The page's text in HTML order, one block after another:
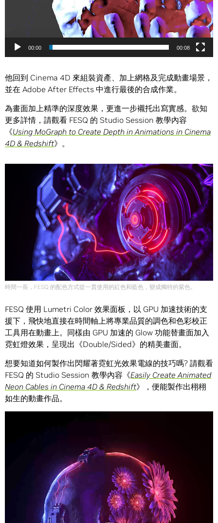
00:00 00:08
他回到 Cinema 4D 來組裝資產、加上網格及完成動畫場景，
並在 Adobe After Effects 中進行最後的合成作業。
為畫面加上精準的深度效果，更進一步襯托出寫實感。欲知
更多詳情，請觀看 FESQ 的 Studio Session 教學內容
《Using MoGraph to Create Depth in Animations in Cinema
4D & Redshift》。
時間一長，FESQ 的配色方式從一貫使用的紅色和藍色，變成獨特的紫色。
FESQ 使用 Lumetri Color 效果面板，以 GPU 加速技術的支
援下，飛快地直接在時間軸上將專業品質的調色和色彩校正
工具用在動畫上。同樣由 GPU 加速的 Glow 功能替畫面加入
霓虹燈效果，呈現出《Double/Sided》的精美畫面。
想要知道如何製作出閃耀著霓虹光效果電線的技巧嗎? 請觀看
FESQ 的 Studio Session 教學內容《Easily Create Animated
Neon Cables in Cinema 4D & Redshift》，便能製作出栩栩
如生的動畫作品。